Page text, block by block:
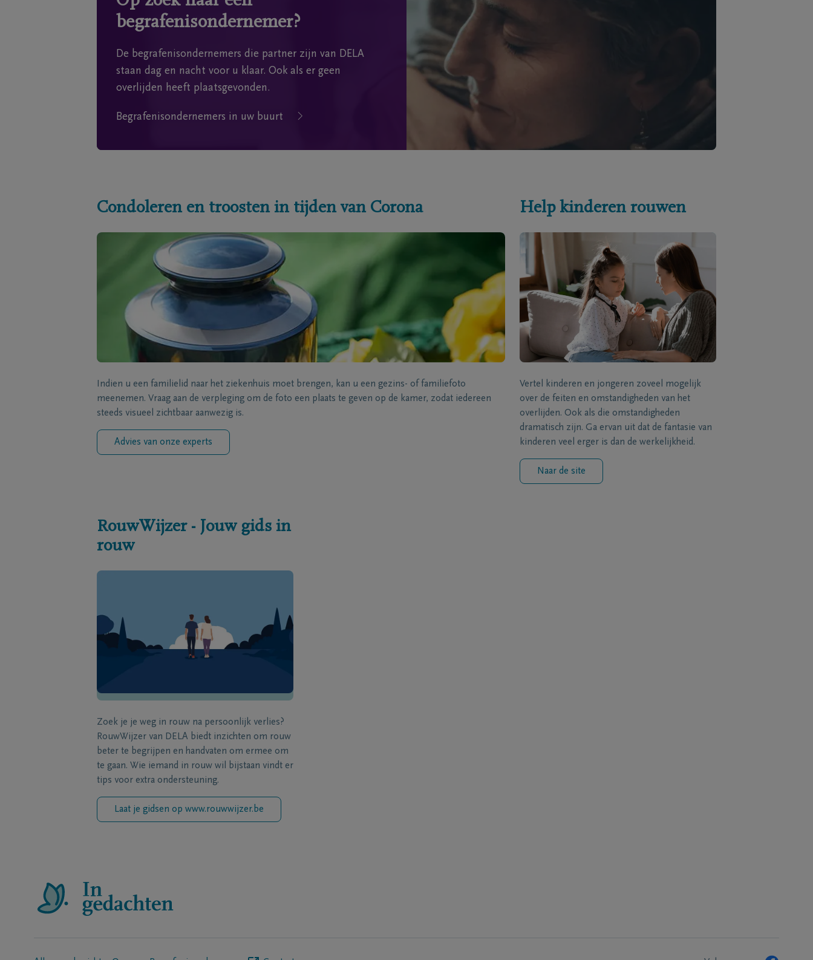
begrafenisondernemer?
De begrafenisondernemers die partner zijn van DELA
staan dag en nacht voor u klaar. Ook als er geen
overlijden heeft plaatsgevonden.
Begrafenisondernemers in uw buurt
Condoleren en troosten in tijden van Corona
Indien u een familielid naar het ziekenhuis moet brengen, kan u een gezins- of familiefoto
meenemen. Vraag aan de verpleging om de foto een plaats te geven op de kamer, zodat iedereen
steeds visueel zichtbaar aanwezig is.
Advies van onze experts
Help kinderen rouwen
Vertel kinderen en jongeren zoveel mogelijk
over de feiten en omstandigheden van het
overlijden. Ook als die omstandigheden
dramatisch zijn. Ga ervan uit dat de fantasie van
kinderen veel erger is dan de werkelijkheid.
Naar de site
RouwWijzer - Jouw gids in
rouw
Zoek je je weg in rouw na persoonlijk verlies?
RouwWijzer van DELA biedt inzichten om rouw
beter te begrijpen en handvaten om ermee om
te gaan. Wie iemand in rouw wil bijstaan vindt er
tips voor extra ondersteuning.
Laat je gidsen op www.rouwwijzer.be